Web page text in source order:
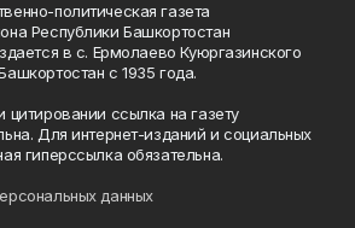
политическая газета
Республики Башкортостан
в с. Ермолаево Куюргазинского
с 1935 года.
цитировании ссылка на газету
Для интернет-изданий и социальных
гиперссылка обязательна.
данных